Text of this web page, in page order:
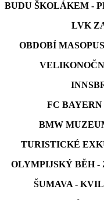
BUDU ŠKOLÁKEM -
LVK
OBDOBÍ
FC BAYERN
BMW
TURISTICKÉ
OLYMPIJSKÝ BĚH -
ŠUMAVA -